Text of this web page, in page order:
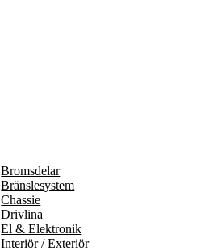
Bromsdelar
Bränslesystem
Chassie
Drivlina
El & Elektronik
Interiör / Exteriör